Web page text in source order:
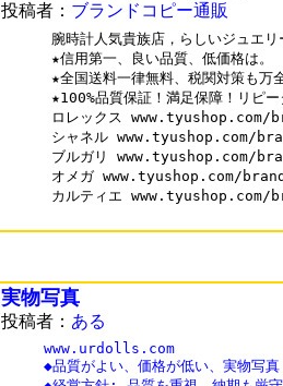
投稿者： ブランドコピー通販
腕時計人気貴族店，らしいジュエリ
★信用第一、良い品質、低価格は。
★全国送料一律無料、税関対策も万
★100%品質保証！満足保障！リピ
ロレックス www.tyushop.com/
シャネル www.tyushop.com/
ブルガリ www.tyushop.com/
オメガ www.tyushop.com/
カルティエ
実物写真
投稿者： ある
www.urdolls.com
◆品質がよい、価格が低い、実物写真